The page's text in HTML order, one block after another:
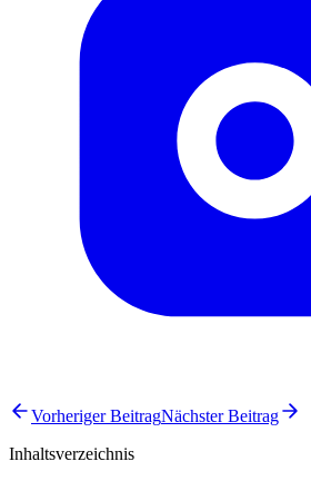
Vorheriger BeitragNächster Beitrag
Inhaltsverzeichnis